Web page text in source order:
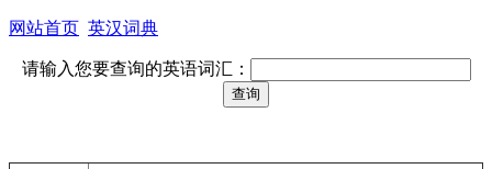
网站首页 英汉词典
请输入您要查询的英语词汇：